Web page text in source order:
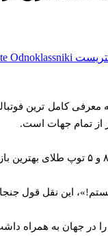
Odnoklassniki
کامل‌ ترین
از تمام جهات است.
این نقل قول
را در جهان به همراه